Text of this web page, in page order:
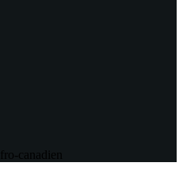
canadien